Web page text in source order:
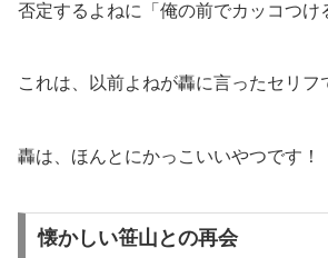
否定するよねに「俺の前でカッコつけ
これは、以前よねが轟に言ったセリフ
轟は、ほんとにかっこいいやつです！
懐かしい笹山との再会